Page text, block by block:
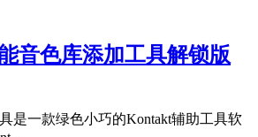
音色库添加工具解锁版
是一款绿色小巧的Kontakt辅助工具软